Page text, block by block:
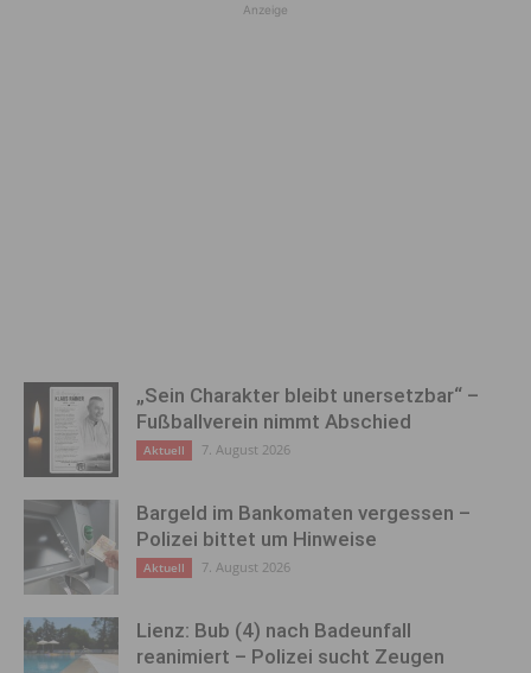
Anzeige
„Sein Charakter bleibt unersetzbar“ –
Fußballverein nimmt Abschied
Aktuell 7. August 2026
Bargeld im Bankomaten vergessen –
Polizei bittet um Hinweise
Aktuell 7. August 2026
Lienz: Bub (4) nach Badeunfall
reanimiert – Polizei sucht Zeugen